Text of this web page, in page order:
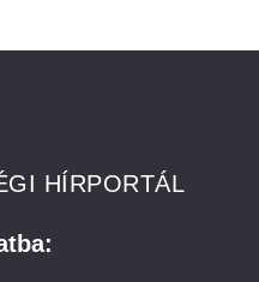
HÍRPORTÁL